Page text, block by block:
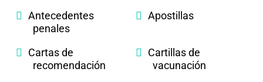
Antecedentes
penales
Apostillas
Cartas de
recomendación
Cartillas de
vacunación